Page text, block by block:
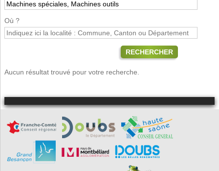
Où ?
RECHERCHER
Aucun résultat trouvé pour votre recherche.